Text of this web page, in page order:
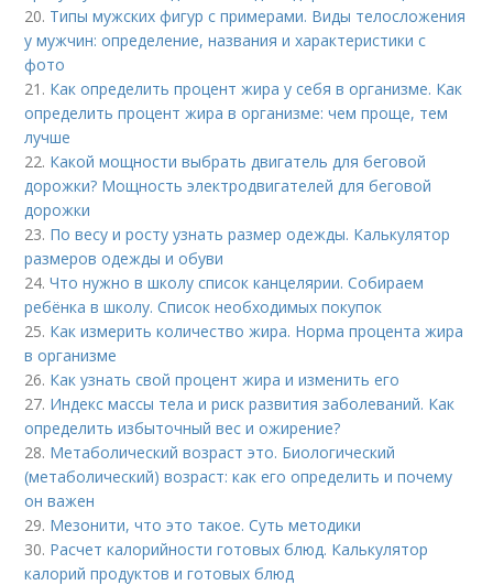
20. Типы мужских фигур с примерами. Виды телосложения
у мужчин: определение, названия и характеристики с
фото
21. Как определить процент жира у себя в организме. Как
определить процент жира в организме: чем проще, тем
лучше
22. Какой мощности выбрать двигатель для беговой
дорожки? Мощность электродвигателей для беговой
дорожки
23. По весу и росту узнать размер одежды. Калькулятор
размеров одежды и обуви
24.Что нужно в школу список канцелярии. Собираем
ребёнка в школу. Список необходимых покупок
25. Как измерить количество жира. Норма процента жира
в организме
26. Как узнать свой процент жира и изменить его
27. Индекс массы тела и риск развития заболеваний. Как
определить избыточный вес и ожирение?
28. Метаболический возраст это. Биологический
(метаболический) возраст: как его определить и почему
он важен
29. Мезонити, что это такое. Суть методики
30. Расчет калорийности готовых блюд. Калькулятор
калорий продуктов и готовых блюд